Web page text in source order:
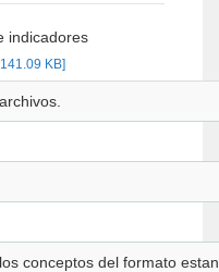
indicadores
KB]
conceptos del formato